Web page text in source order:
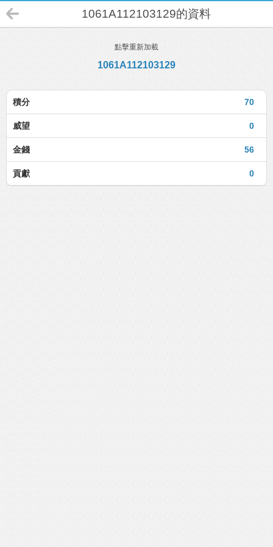
1061A112103129的資料
點擊重新加載
1061A112103129
70
積分
0
威望
56
金錢
0
貢獻